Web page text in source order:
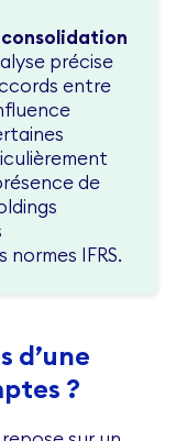
précise
entre
de
IFRS.
d’une
?